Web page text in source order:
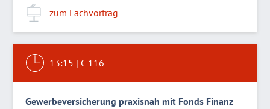
zum Fachvortrag
13:15 | C 116
Gewerbeversicherung praxisnah mit Fonds Finanz